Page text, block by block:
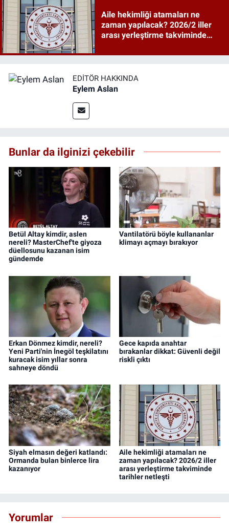
Aile hekimliği atamaları ne
zaman yapılacak? 2026/2 iller
arası yerleştirme takviminde
EDITÖR HAKKINDA
Eylem Aslan
Bunlar da ilginizi çekebilir
Betül Altay kimdir, aslen
nereli? MasterChef'te giyoza
düellosunu kazanan isim
gündemde
Vantilatörü böyle kullananlar
klimayı açmayı bırakıyor
Erkan Dönmez kimdir, nereli?
Yeni Parti'nin İnegöl teşkilatını
kuracak isim yıllar sonra
sahneye döndü
Gece kapıda anahtar
bırakanlar dikkat: Güvenli değil
riskli çıktı
Siyah elmasın değeri katlandı:
Ormanda bulan binlerce lira
kazanıyor
Aile hekimliği atamaları ne
zaman yapılacak? 2026/2 iller
arası yerleştirme takviminde
tarihler netleşti
Yorumlar